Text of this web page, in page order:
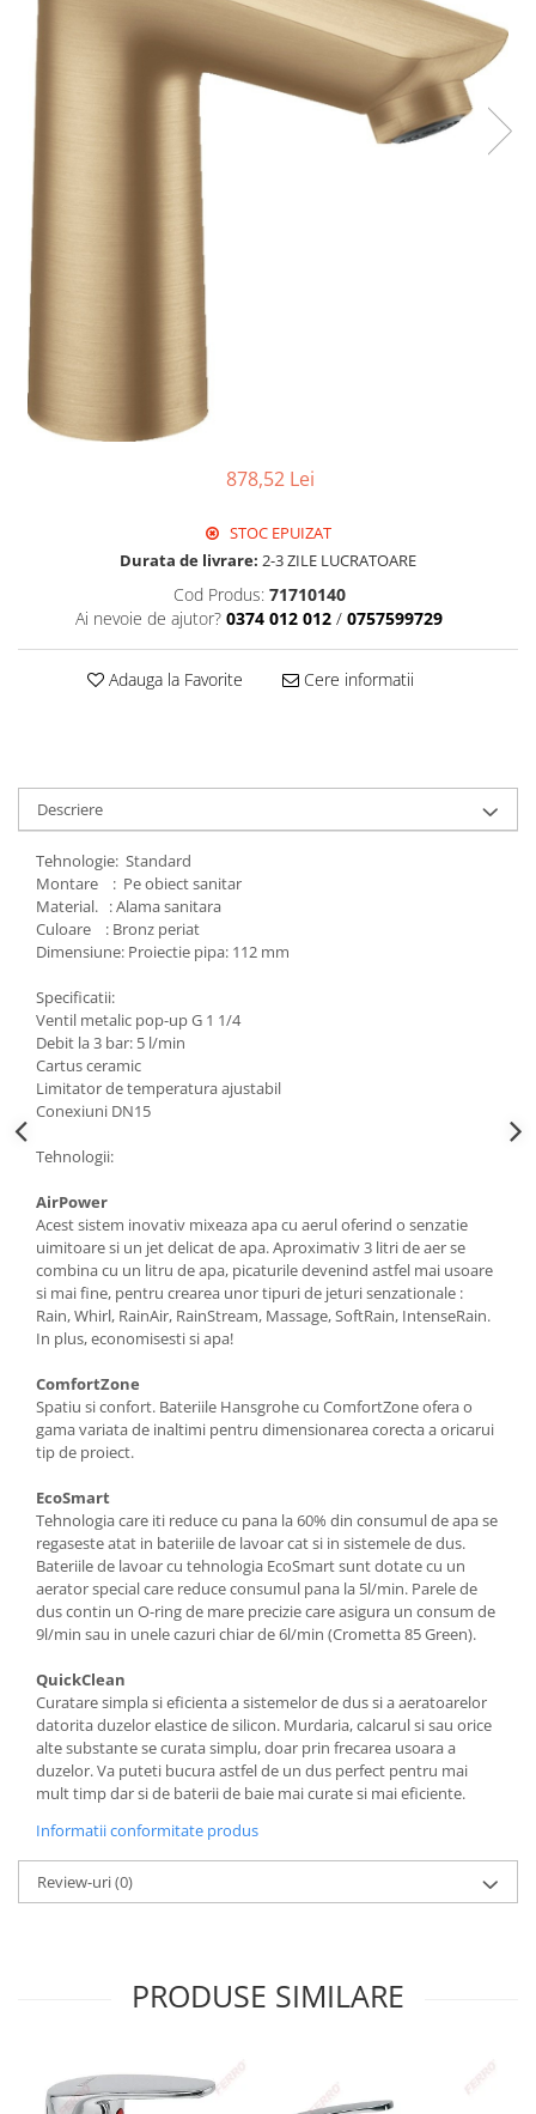
Sigurante Schneider
Tablouri electrice
Tablouri Gewiss
878,52 Lei
STOC EPUIZAT
Durata de livrare: 2-3 ZILE LUCRATOARE
Cod Produs: 71710140
Ai nevoie de ajutor? 0374 012 012 / 0757599729
Adauga la Favorite Cere informatii
Descriere
Tehnologie: Standard
Montare : Pe obiect sanitar
Material. : Alama sanitara
Culoare : Bronz periat
Dimensiune: Proiectie pipa: 112 mm
Specificatii:
Ventil metalic pop-up G 1 1/4
Debit la 3 bar: 5 l/min
Cartus ceramic
Limitator de temperatura ajustabil
Conexiuni DN15
Tehnologii:
AirPower
Acest sistem inovativ mixeaza apa cu aerul oferind o senzatie
uimitoare si un jet delicat de apa. Aproximativ 3 litri de aer se
combina cu un litru de apa, picaturile devenind astfel mai usoare
si mai fine, pentru crearea unor tipuri de jeturi senzationale :
Rain, Whirl, RainAir, RainStream, Massage, SoftRain, IntenseRain.
In plus, economisesti si apa!
ComfortZone
Spatiu si confort. Bateriile Hansgrohe cu ComfortZone ofera o
gama variata de inaltimi pentru dimensionarea corecta a oricarui
tip de proiect.
EcoSmart
Tehnologia care iti reduce cu pana la 60% din consumul de apa se
regaseste atat in bateriile de lavoar cat si in sistemele de dus.
Bateriile de lavoar cu tehnologia EcoSmart sunt dotate cu un
aerator special care reduce consumul pana la 5l/min. Parele de
dus contin un O-ring de mare precizie care asigura un consum de
9l/min sau in unele cazuri chiar de 6l/min (Crometta 85 Green).
QuickClean
Curatare simpla si eficienta a sistemelor de dus si a aeratoarelor
datorita duzelor elastice de silicon. Murdaria, calcarul si sau orice
alte substante se curata simplu, doar prin frecarea usoara a
duzelor. Va puteti bucura astfel de un dus perfect pentru mai
mult timp dar si de baterii de baie mai curate si mai eficiente.
Informatii conformitate produs
Review-uri(0)
PRODUSE SIMILARE